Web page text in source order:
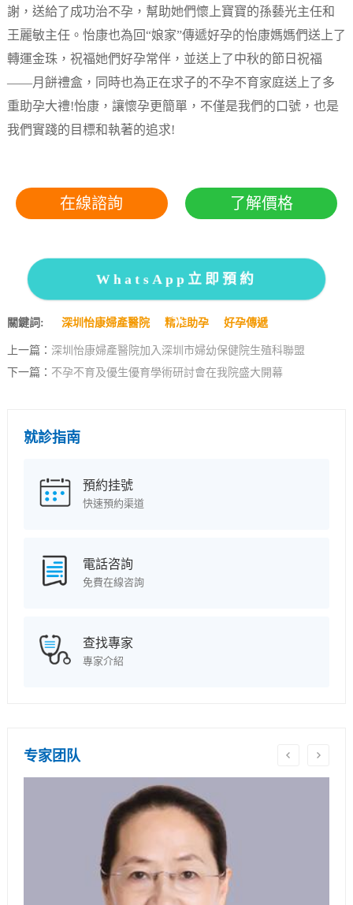
謝，送給了成功治不孕，幫助她們懷上寶寶的孫藝光主任和
王麗敏主任。怡康也為回“娘家”傳遞好孕的怡康媽媽們送上了
轉運金珠，祝福她們好孕常伴，並送上了中秋的節日祝福
——月餅禮盒，同時也為正在求子的不孕不育家庭送上了多
重助孕大禮!怡康，讓懷孕更簡單，不僅是我們的口號，也是
我們實踐的目標和執著的追求!
在線諮詢 了解價格
WhatsApp立即預約
關鍵詞: 深圳怡康婦產醫院 精准助孕 好孕傳遞
上一篇： 深圳怡康婦產醫院加入深圳市婦幼保健院生殖科聯盟
下一篇： 不孕不育及優生優育學術研討會在我院盛大開幕
就診指南
預約挂號
快速預約渠道
電話咨詢
免費在線咨詢
查找專家
專家介紹
专家团队